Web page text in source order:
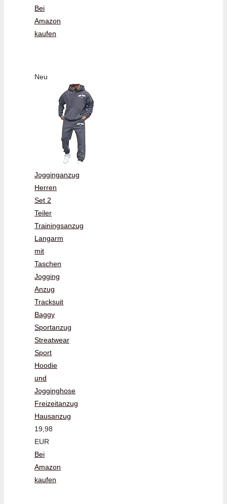
Bei
Amazon
kaufen
Neu
Jogginganzug
Herren
Set 2
Teiler
Trainingsanzug
Langarm
mit
Taschen
Jogging
Anzug
Tracksuit
Baggy
Sportanzug
Streatwear
Sport
Hoodie
und
Jogginghose
Freizeitanzug
Hausanzug
19,98
EUR
Bei
Amazon
kaufen